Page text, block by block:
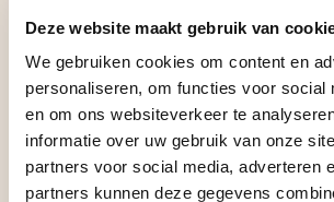
Deze website maakt gebruik van
We gebruiken cookies om content en
personaliseren, om functies voor social
en om ons websiteverkeer te
informatie over uw gebruik van onze
partners voor social media, adverteren
partners kunnen deze gegevens
Interieuradvies
Maat
Naast een ons mooie aanbod
accessoires bieden wij
interieuradvies in de regio